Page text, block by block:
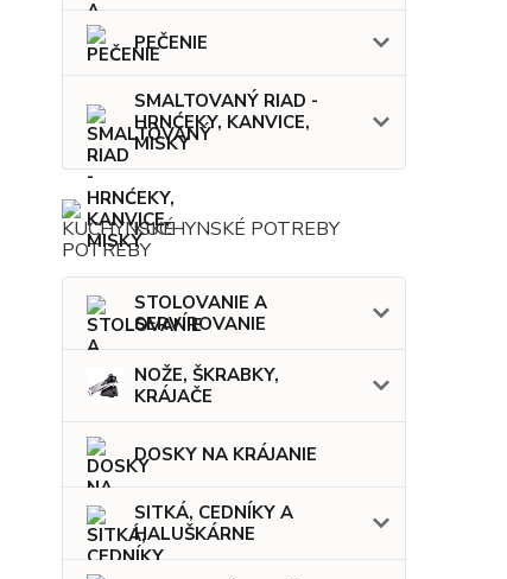
PEČENIE
SMALTOVANÝ RIAD -
HRNĆEKY, KANVICE,
MISKY
KUCHYNSKÉ POTREBY
STOLOVANIE A
SERVÍROVANIE
NOŽE, ŠKRABKY,
KRÁJAČE
DOSKY NA KRÁJANIE
SITKÁ, CEDNÍKY A
HALUŠKÁRNE